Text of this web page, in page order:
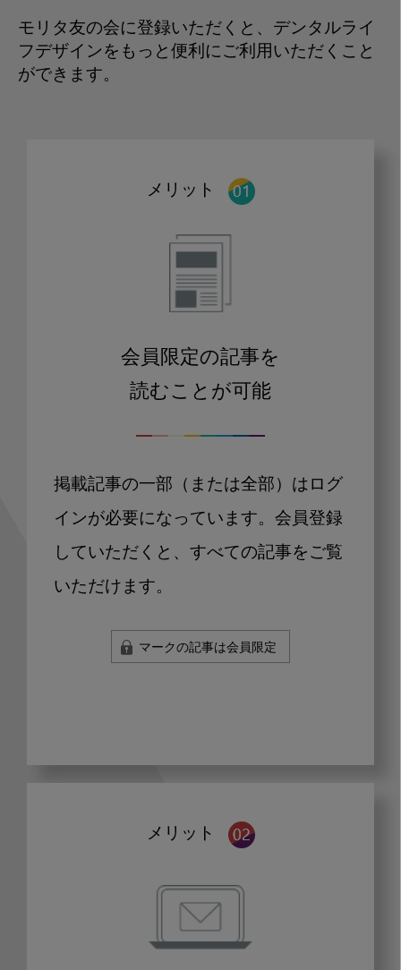
モリタ友の会に登録いただくと、デンタルライ
フデザインをもっと便利にご利用いただくこと
ができます。
メリット
会員限定の記事を
読むことが可能
掲載記事の一部（または全部）はログ
インが必要になっています。会員登録
していただくと、すべての記事をご覧
いただけます。
マークの記事は会員限定
メリット